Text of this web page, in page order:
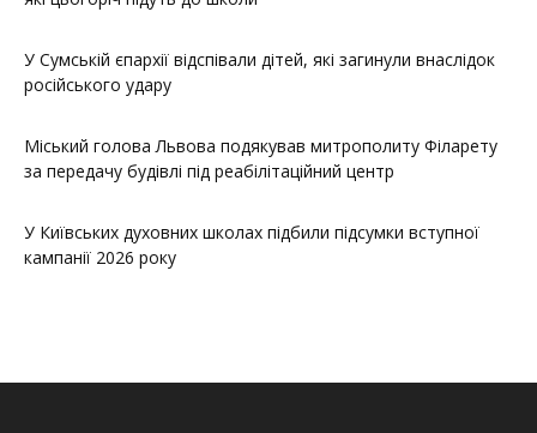
У Сумській єпархії відспівали дітей, які загинули внаслідок
російського удару
Міський голова Львова подякував митрополиту Філарету
за передачу будівлі під реабілітаційний центр
У Київських духовних школах підбили підсумки вступної
кампанії 2026 року